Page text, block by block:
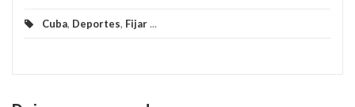
Cuba, Deportes, Fijar...